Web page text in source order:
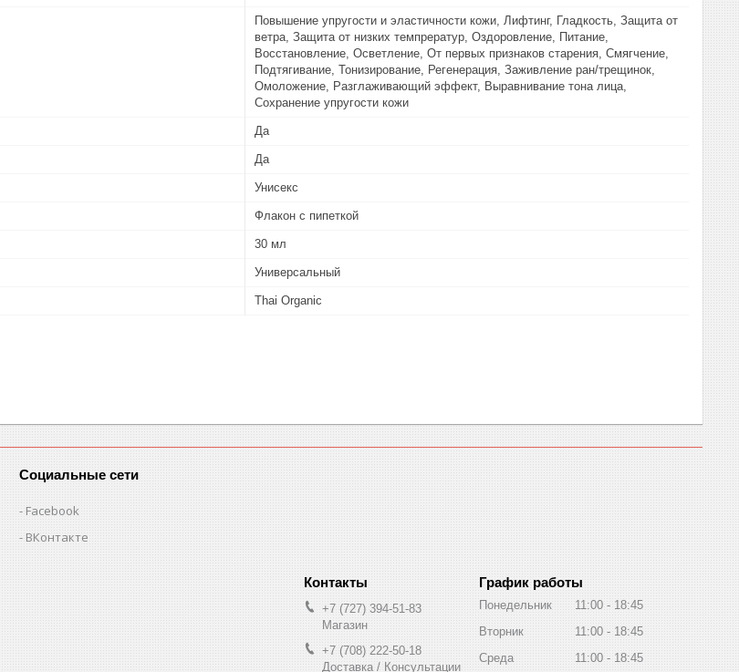
Повышение упругости и эластичности кожи, Лифтинг, Гладкость, Защита от
ветра, Защита от низких темпрератур, Оздоровление, Питание,
Восстановление, Осветление, От первых признаков старения, Смягчение,
Подтягивание, Тонизирование, Регенерация, Заживление ран/трещинок,
Омоложение, Разглаживающий эффект, Выравнивание тона лица,
Сохранение упругости кожи
Да
Да
Унисекс
Флакон с пипеткой
30 мл
Универсальный
Thai Organic
Социальные сети
Facebook
ВКонтакте
+7 (727) 394-51-83
Магазин
+7 (708) 222-50-18
Доставка / Консультации
График работы
Понедельник 11:00
18:45
Вторник
11:00
18:45
Среда
11:00 18:45